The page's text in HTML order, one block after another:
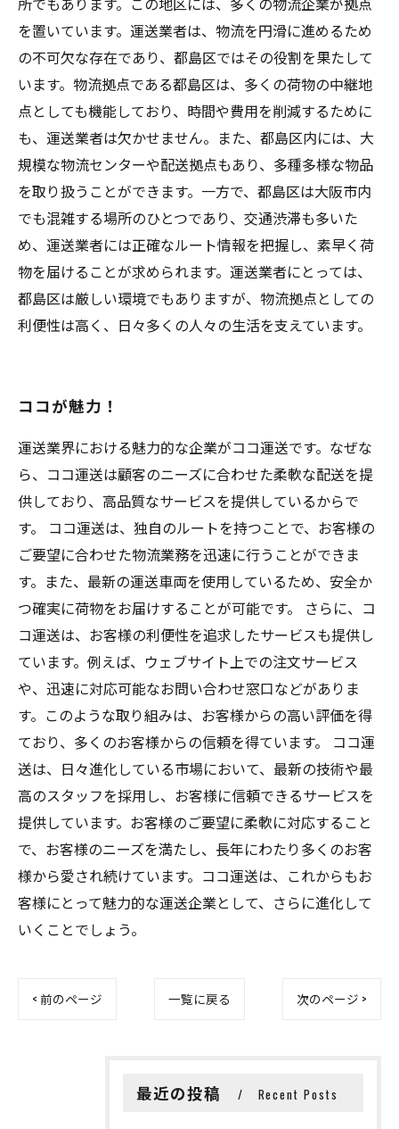
を置いています。運送業者は、物流を円滑に進めるため
の不可欠な存在であり、都島区ではその役割を果たして
います。物流拠点である都島区は、多くの荷物の中継地
点としても機能しており、時間や費用を削減するために
も、運送業者は欠かせません。また、都島区内には、大
規模な物流センターや配送拠点もあり、多種多様な物品
を取り扱うことができます。一方で、都島区は大阪市内
でも混雑する場所のひとつであり、交通渋滞も多いた
め、運送業者には正確なルート情報を把握し、素早く荷
物を届けることが求められます。運送業者にとっては、
都島区は厳しい環境でもありますが、物流拠点としての
利便性は高く、日々多くの人々の生活を支えています。
ココが魅力！
運送業界における魅力的な企業がココ運送です。なぜな
ら、ココ運送は顧客のニーズに合わせた柔軟な配送を提
供しており、高品質なサービスを提供しているからで
す。 ココ運送は、独自のルートを持つことで、お客様の
ご要望に合わせた物流業務を迅速に行うことができま
す。また、最新の運送車両を使用しているため、安全か
つ確実に荷物をお届けすることが可能です。 さらに、コ
コ運送は、お客様の利便性を追求したサービスも提供し
ています。例えば、ウェブサイト上での注文サービス
や、迅速に対応可能なお問い合わせ窓口などがありま
す。このような取り組みは、お客様からの高い評価を得
ており、多くのお客様からの信頼を得ています。 ココ運
送は、日々進化している市場において、最新の技術や最
高のスタッフを採用し、お客様に信頼できるサービスを
提供しています。お客様のご要望に柔軟に対応すること
で、お客様のニーズを満たし、長年にわたり多くのお客
様から愛され続けています。ココ運送は、これからもお
客様にとって魅力的な運送企業として、さらに進化して
いくことでしょう。
< 前のページ 一覧に戻る 次のページ >
最近の投稿 Recent Posts